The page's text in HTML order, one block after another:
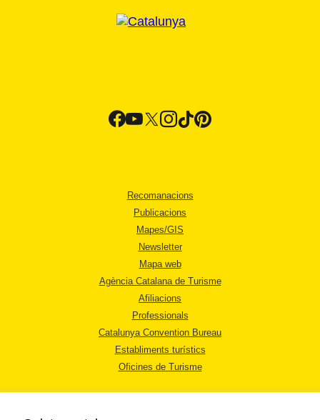
Recomanacions
Publicacions
Mapes/GIS
Newsletter
Mapa web
Agència Catalana de Turisme
Afiliacions
Professionals
Catalunya Convention Bureau
Establiments turístics
Oficines de Turisme